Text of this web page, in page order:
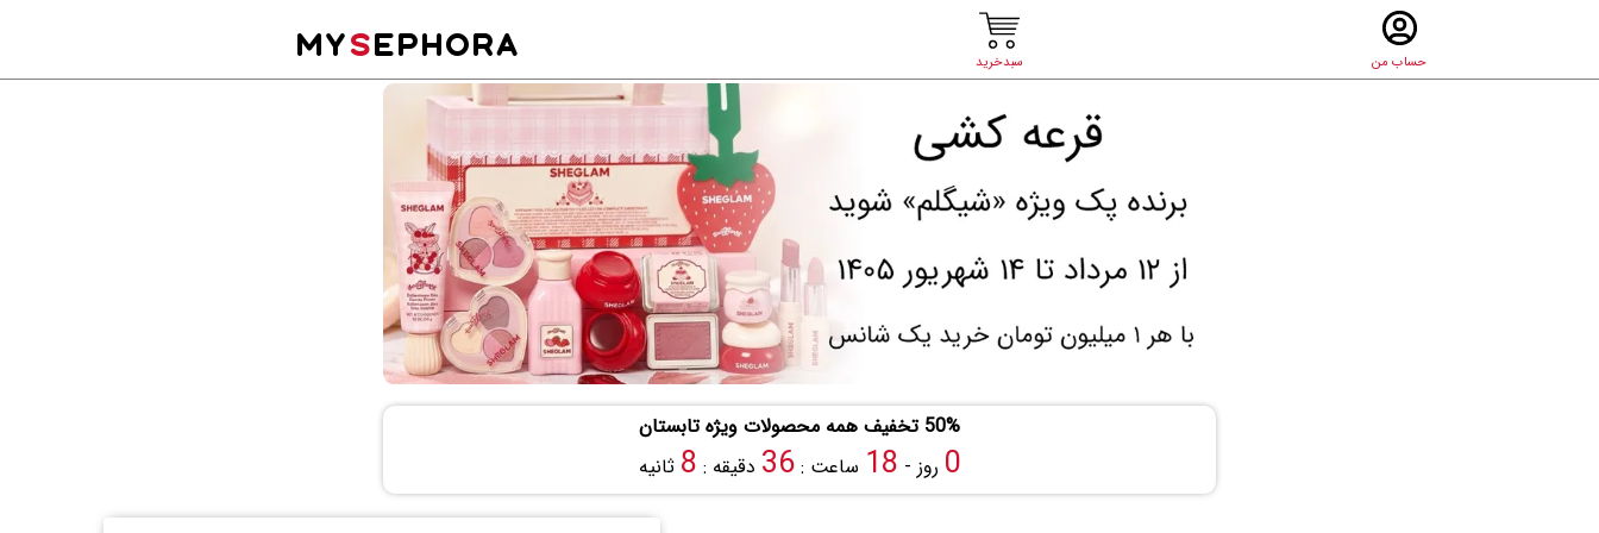
حساب من سبدخرید
MYSEPHORA
50% تخفیف همه محصولات ویژه تابستان
0 روز - 18 ساعت :36 دقیقه : 7 ثانیه